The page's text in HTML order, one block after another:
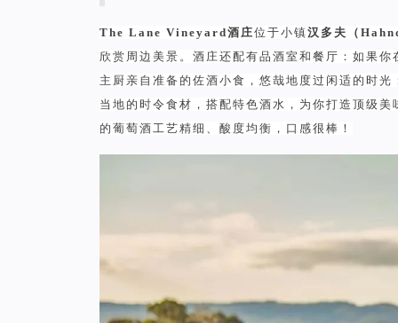
The Lane Vineyard酒庄位于小镇汉多夫（
欣赏周边美景。酒庄还配有品酒室和餐厅：如果
主厨亲自准备的佐酒小食，悠哉地度过闲适的时
当地的时令食材，搭配特色酒水，为你打造顶级
的葡萄酒工艺精细、酸度均衡，口感很棒！